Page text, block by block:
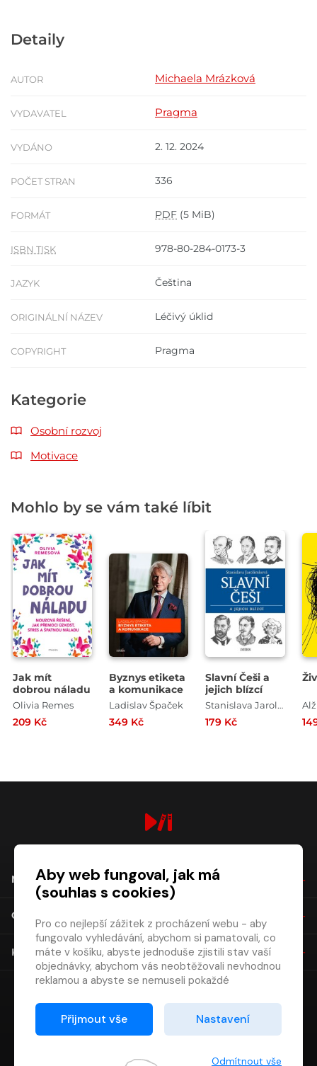
Detaily
AUTOR Michaela Mrázková
VYDAVATEL Pragma
VYDÁNO 2. 12. 2024
POČET STRAN 336
FORMÁT PDF (5 MiB)
ISBN TISK 978-80-284-0173-3
JAZYK Čeština
ORIGINÁLNÍ NÁZEV Léčivý úklid
COPYRIGHT Pragma
Kategorie
Osobní rozvoj
Motivace
Mohlo by se vám také líbit
Jak mít
dobrou náladu
Olivia Remes
209 Kč
Byznys etiketa
a komunikace
Ladislav Špaček
349 Kč
Slavní Češi a
jejich blízcí
Stanislava Jarolímková
179 Kč
NÁKUP
O SPOLEČNOSTI
KONTAKT
Aby web fungoval, jak má
(souhlas s cookies)
Pro co nejlepší zážitek z procházení webu - aby
fungovalo vyhledávání, abychom si pamatovali, co
máte v košíku, abyste jednoduše zjistili stav vaší
objednávky, abychom vás neobtěžovali nevhodnou
reklamou a abyste se nemuseli pokaždé
Proto od vás potřebujeme souhlas se
zpracováním souborů cookies
Děkujeme, že nám ho dáte a pomůžete nám tak
Přijmout vše Nastavení
Odmítnout vše